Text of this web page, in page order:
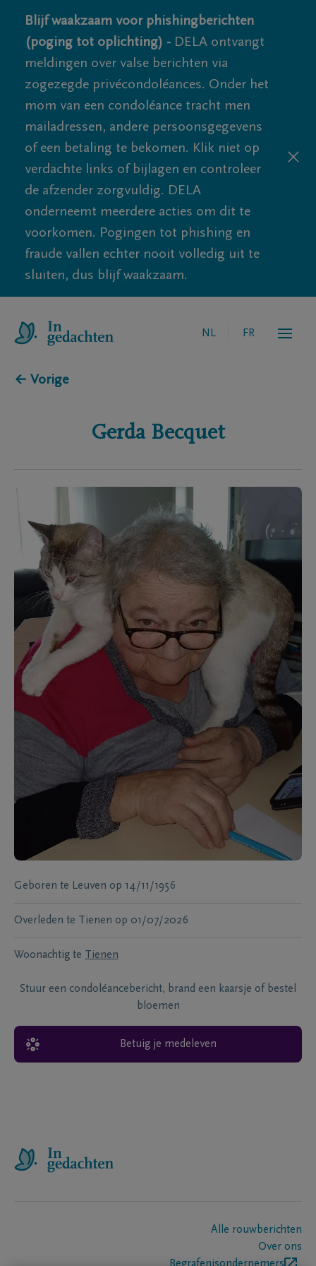
Blijf waakzaam voor phishingberichten
(poging tot oplichting) - DELA ontvangt
meldingen over valse berichten via
zogezegde privécondoléances. Onder het
mom van een condoléance tracht men
mailadressen, andere persoonsgegevens
of een betaling te bekomen. Klik niet op
verdachte links of bijlagen en controleer
de afzender zorgvuldig. DELA
onderneemt meerdere acties om dit te
voorkomen. Pogingen tot phishing en
fraude vallen echter nooit volledig uit te
sluiten, dus blijf waakzaam.
NL FR
← Vorige
Gerda Becquet
Geboren te Leuven op 14/11/1956
Overleden te Tienen op 01/07/2026
Woonachtig te Tienen
Stuur een condoléancebericht, brand een kaarsje of bestel
bloemen
Betuig je medeleven
Alle rouwberichten
Over ons